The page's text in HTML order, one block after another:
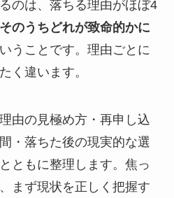
のは、落ちる理由がほぼ4
そのうちどれが致命的かに
うことです。理由ごとに
く違います。
由の見極め方・再申し込
・落ちた後の現実的な選
ともに整理します。焦っ
まず現状を正しく把握す